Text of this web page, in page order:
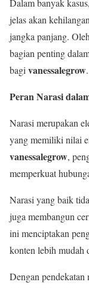
Dalam banyak
jelas akan
jangka panjang.
bagian penting
bagi vanessalegrow.
Peran Narasi
Narasi merupakan
yang memiliki nilai
vanessalegrow,
memperkuat
Narasi yang baik
juga membangun
ini menciptakan
konten lebih mudah
Dengan pendekatan